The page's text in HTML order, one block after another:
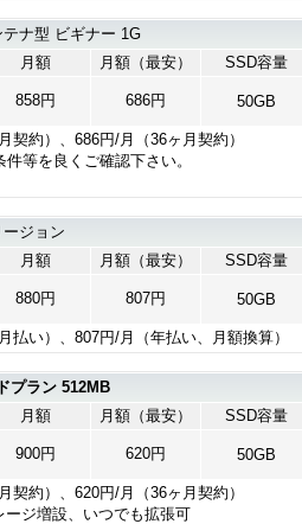
ナ型 ビギナー 1G
月額 月額（最安） SSD容量
858円 686円 50GB
契約）、686円/月（36ヶ月契約）
等を良くご確認下さい。
ジョン
月額 月額（最安） SSD容量
880円 807円 50GB
払い）、807円/月（年払い、月額換算）
プラン 512MB
月額 月額（最安） SSD容量
900円 620円 50GB
契約）、620円/月（36ヶ月契約）
ジ増設、いつでも拡張可